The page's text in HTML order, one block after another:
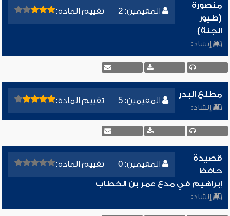
المقيمين: 2 تقييم المادة:
منصورة
(طيور
الجنة)
إنشاد:
المقيمين: 5 تقييم المادة:
مطلع البدر
إنشاد:
المقيمين: 0 تقييم المادة:
قصيدة
حافظ
إبراهيم في مدع عمر بن الخطاب
إنشاد: